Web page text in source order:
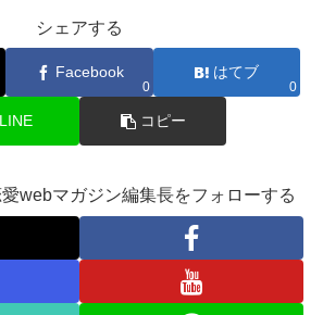
シェアする
Facebook
0
はてブ
0
LINE コピー
webマガジン編集長をフォローする